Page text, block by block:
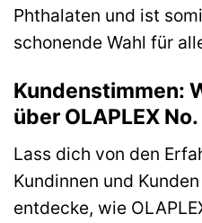
Phthalaten und ist
schonende Wahl für
Kundenstimmen:
über OLAPLEX No.
Lass dich von den
Kundinnen und
entdecke, wie